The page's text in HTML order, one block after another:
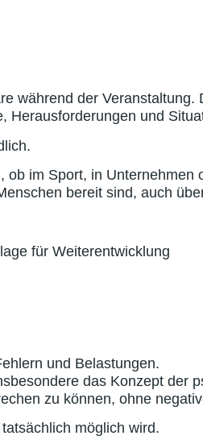
während der
Herausforderungen und
im Sport, in
bereit sind, auch
für Weiterentwicklung
und Belastungen.
das Konzept der
zu können, ohne
möglich wird.